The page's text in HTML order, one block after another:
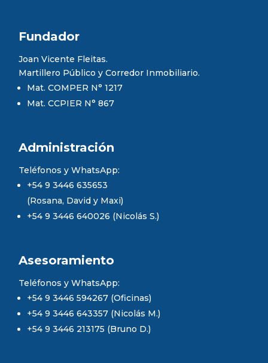
Fundador
Joan Vicente Fleitas.
Martillero Público y Corredor Inmobiliario.
Mat. COMPER N° 1217
Mat. CCPIER N° 867
Administración
Teléfonos y WhatsApp:
+54 9 3446 635653
(Rosana, David y Maxi)
+54 9 3446 640026 (Nicolás S.)
Asesoramiento
Teléfonos y WhatsApp:
+54 9 3446 594267 (Oficinas)
+54 9 3446 643357 (Nicolás M.)
+54 9 3446 213175 (Bruno D.)